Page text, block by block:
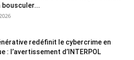
bousculer...
redéfinit le cybercrime en
: l’avertissement d’INTERPOL